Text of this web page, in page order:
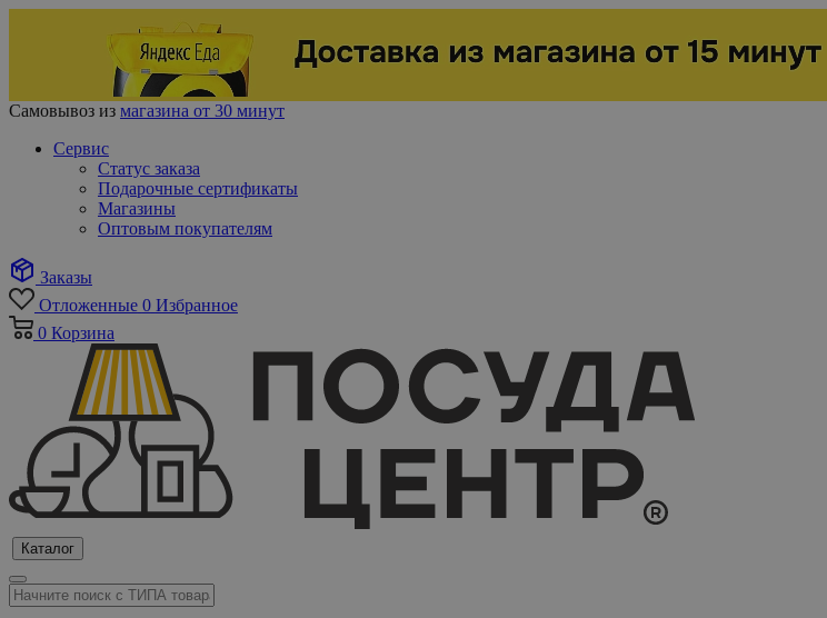
Самовывоз из магазина от 30 минут
Сервис
Статус заказа
Подарочные сертификаты
Магазины
Оптовым покупателям
Заказы
Отложенные 0 Избранное
0 Корзина
Каталог